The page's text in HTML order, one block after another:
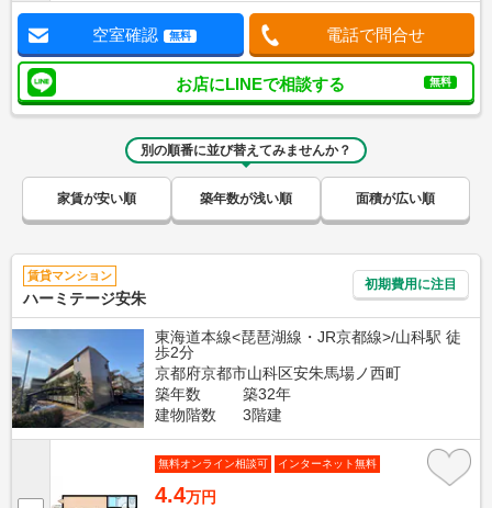
空室確認 無料 電話で問合せ
お店にLINEで相談する 無料
別の順番に並び替えてみませんか？
家賃が安い順 築年数が浅い順 面積が広い順
賃貸マンション
ハーミテージ安朱
初期費用に注目
東海道本線<琵琶湖線・JR京都線>/山科駅 徒
歩2分
京都府京都市山科区安朱馬場ノ西町
築年数
築32年
建物階数
3階建
無料オンライン相談可 インターネット無料
4.4万円